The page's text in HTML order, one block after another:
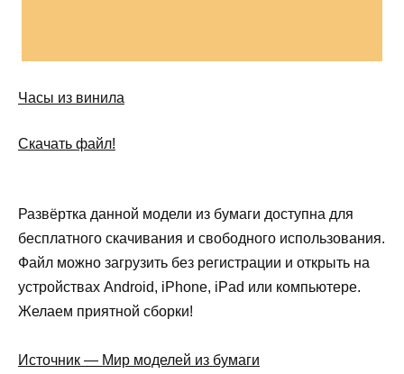
Часы из винила
Скачать файл!
Развёртка данной модели из бумаги доступна для
бесплатного скачивания и свободного использования.
Файл можно загрузить без регистрации и открыть на
устройствах Android, iPhone, iPad или компьютере.
Желаем приятной сборки!
Источник — Мир моделей из бумаги